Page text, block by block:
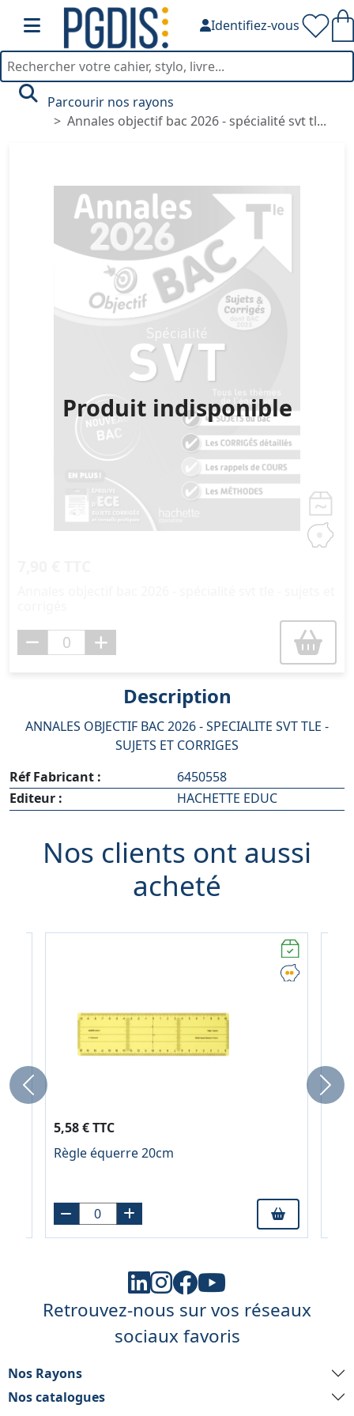
Identifiez-vous
Parcourir nos rayons
Annales objectif bac 2026 - spécialité svt tl...
Produit indisponible
Description
ANNALES OBJECTIF BAC 2026 - SPECIALITE SVT TLE -
SUJETS ET CORRIGES
Réf Fabricant :
6450558
Editeur :
HACHETTE EDUC
Nos clients ont aussi
acheté
5,58 € TTC
Règle équerre 20cm
Previous Next
Retrouvez-nous sur vos réseaux
sociaux favoris
Nos Rayons
Nos catalogues